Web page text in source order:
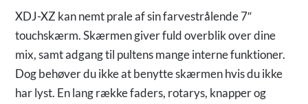
XDJ-XZ kan nemt prale af sin farvestrålende 7″
touchskærm. Skærmen giver fuld overblik over dine
mix, samt adgang til pultens mange interne funktioner.
Dog behøver du ikke at benytte skærmen hvis du ikke
har lyst. En lang række faders, rotarys, knapper og